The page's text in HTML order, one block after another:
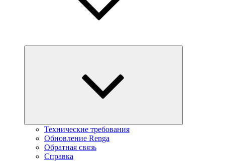
Технические требования
Обновление Renga
Обратная связь
Справка